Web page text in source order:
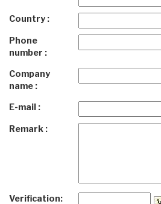
Country :
Phone
number :
Company
name :
E-mail :
Remark :
Verification: